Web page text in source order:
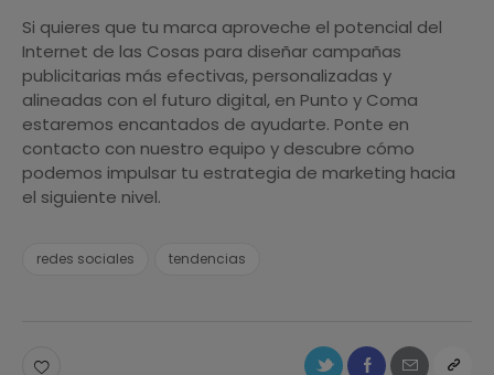
Si quieres que tu marca aproveche el potencial del
Internet de las Cosas para diseñar campañas
publicitarias más efectivas, personalizadas y
alineadas con el futuro digital, en Punto y Coma
estaremos encantados de ayudarte. Ponte en
contacto con nuestro equipo y descubre cómo
podemos impulsar tu estrategia de marketing hacia
el siguiente nivel.
redes sociales tendencias